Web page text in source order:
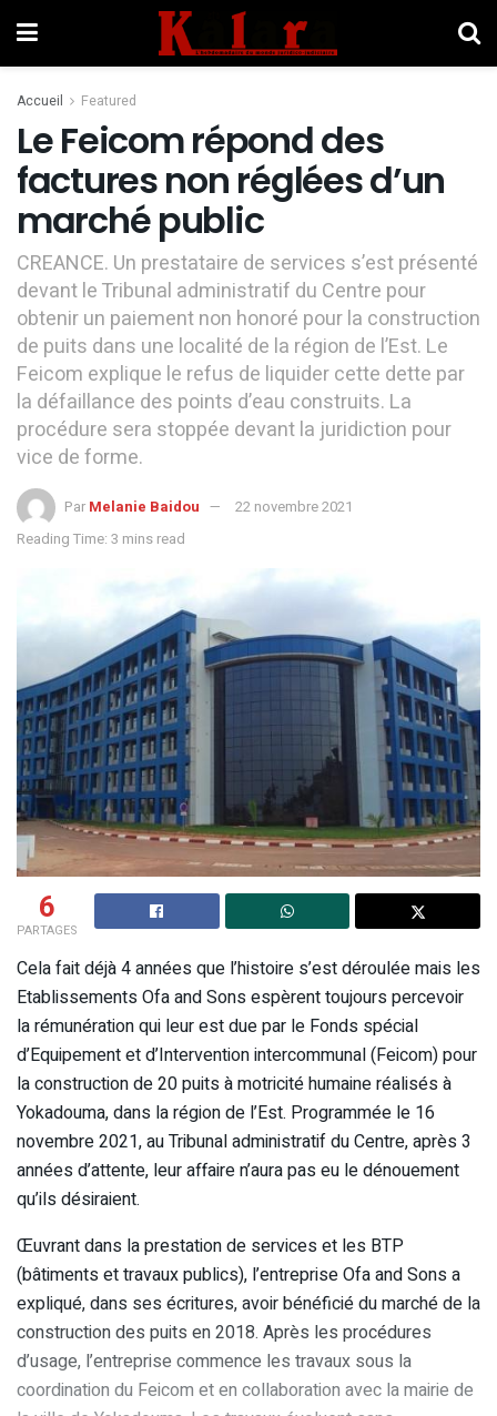
Accueil Featured
Le Feicom répond des
factures non réglées d’un
marché public
CREANCE. Un prestataire de services s’est présenté
devant le Tribunal administratif du Centre pour
obtenir un paiement non honoré pour la construction
de puits dans une localité de la région de l’Est. Le
Feicom explique le refus de liquider cette dette par
la défaillance des points d’eau construits. La
procédure sera stoppée devant la juridiction pour
vice de forme.
Par Melanie Baidou
22 novembre 2021
Reading Time: 3 mins read
6
PARTAGES
Cela fait déjà 4 années que l’histoire s’est déroulée mais les
Etablissements Ofa and Sons espèrent toujours percevoir
la rémunération qui leur est due par le Fonds spécial
d’Equipement et d’Intervention intercommunal (Feicom) pour
la construction de 20 puits à motricité humaine réalisés à
Yokadouma, dans la région de l’Est. Programmée le 16
novembre 2021, au Tribunal administratif du Centre, après 3
années d’attente, leur affaire n’aura pas eu le dénouement
qu’ils désiraient.
Œuvrant dans la prestation de services et les BTP
(bâtiments et travaux publics), l’entreprise Ofa and Sons a
expliqué, dans ses écritures, avoir bénéficié du marché de la
construction des puits en 2018. Après les procédures
d’usage, l’entreprise commence les travaux sous la
coordination du Feicom et en collaboration avec la mairie de